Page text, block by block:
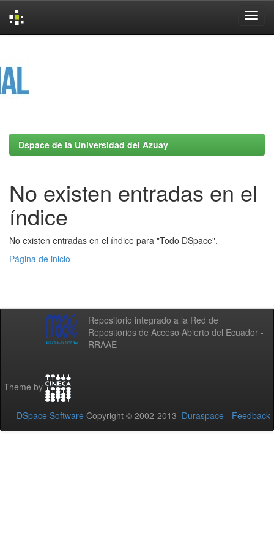
Dspace de la Universidad del Azuay
No existen entradas en el
índice
No existen entradas en el índice para "Todo DSpace".
Página de inicio
Repositorio integrado a la Red de
Repositorios de Acceso Abierto del Ecuador -
RRAAE
Theme by
DSpace Software Copyright © 2002-2013 Duraspace - Feedback